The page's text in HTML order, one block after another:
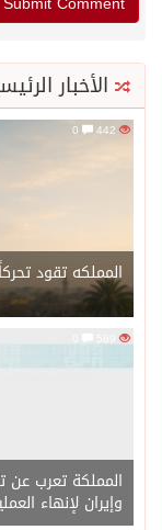
الأخبار
المملكه تقود
589
المملكة تعرب عن
وإيران لإنهاء